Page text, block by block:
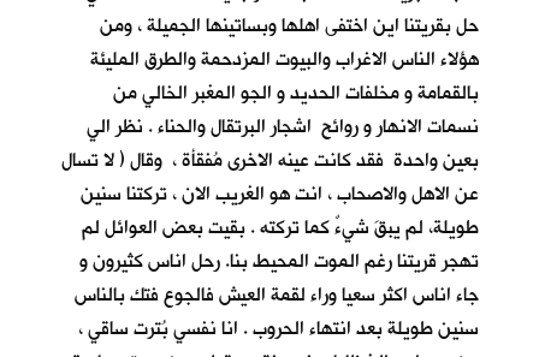
حل بقريتنا اين اختفى اهلها وبساتينها الجميلة ، ومن
هؤلاء الناس الاغراب والبيوت المزدحمة والطرق المليئة
بالقمامة و مخلفات الحديد و الجو المغبر الخالي من
نسمات الانهار و روائح اشجار البرتقال والحناء . نظر الي
بعين واحدة فقد كانت عينه الاخرى مُفقأة ، وقال ( لا تسال
عن الاهل والاصحاب ، انت هو الغريب الان ، تركتنا سنين
طويلة، لم يبقَ شيءٌ كما تركته . بقيت بعض العوائل لم
تهجر قريتنا رغم الموت المحيط بنا. رحل اناس كثيرون و
جاء اناس اكثر سعيا وراء لقمة العيش فالجوع فتك بالناس
سنين طويلة بعد انتهاء الحروب . انا نفسي بُترت ساقي ،